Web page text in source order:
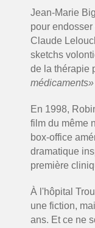
Jean-Marie
pour
Claude
sketchs
de la thérapie
médicaments»
En 1998,
film du même
box-office
dramatique
première
À l'hôpital
une fiction,
ans. Et ce ne